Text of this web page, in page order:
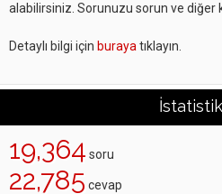
alabilirsiniz. Sorunuzu sorun ve diğer
Detaylı bilgi için buraya tıklayın.
19,364 soru
22,785 cevap